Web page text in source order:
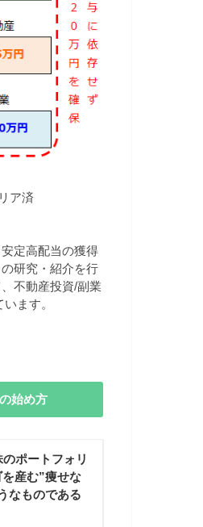
ア済
定高配当の獲得
研究・紹介を行
不動産投資/副業
ます。
始め方
ポートフォリ
産む”痩せな
なものである